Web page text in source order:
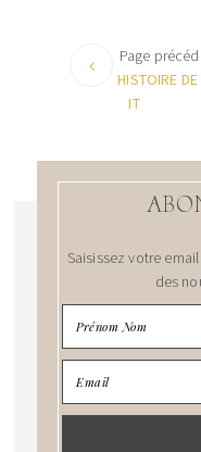
Page
HISTOIRE
IT
Saisissez votre
des